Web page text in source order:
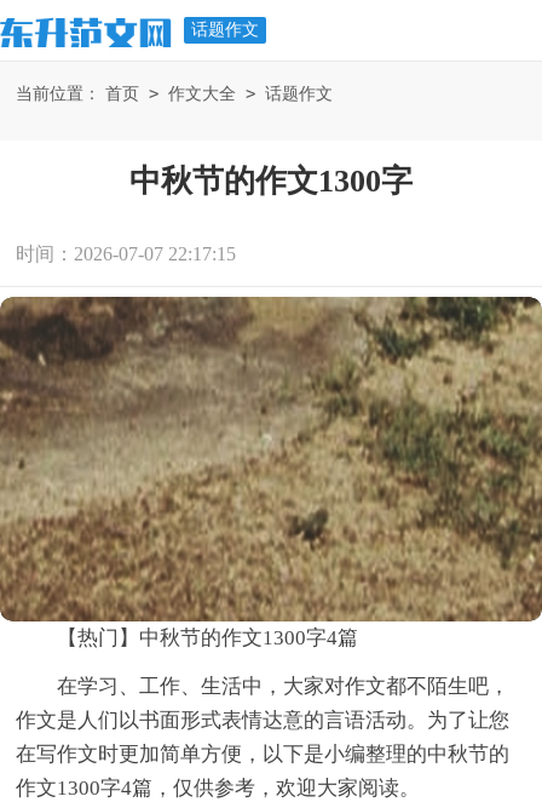
话题作文
当前位置： 首页 > 作文大全 > 话题作文
中秋节的作文1300字
时间：2026-07-07 22:17:15
【热门】中秋节的作文1300字4篇
在学习、工作、生活中，大家对作文都不陌生吧，
作文是人们以书面形式表情达意的言语活动。为了让您
在写作文时更加简单方便，以下是小编整理的中秋节的
作文1300字4篇，仅供参考，欢迎大家阅读。